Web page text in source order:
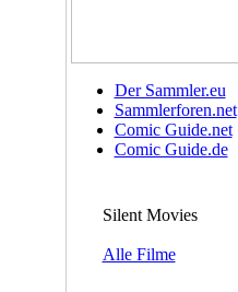
Der Sammler.eu
Sammlerforen.net
Comic Guide.net
Comic Guide.de
Silent Movies
Alle Filme